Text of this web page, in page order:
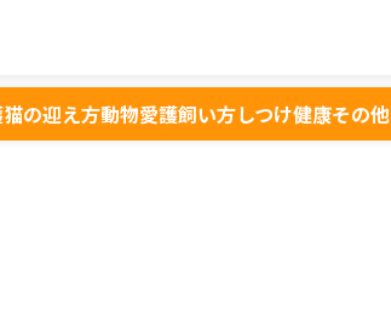
の迎え方動物愛護飼い方しつけ健康その他